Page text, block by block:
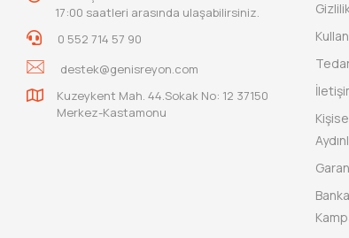
17:00 saatleri arasında ulaşabilirsiniz.
0 552 714 57 90
destek@genisreyon.com
Kuzeykent Mah. 44.Sokak No: 12 37150
Merkez-Kastamonu